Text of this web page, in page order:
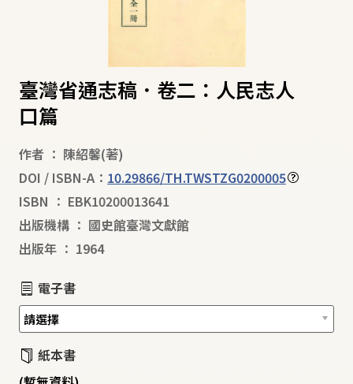
臺灣省通志稿．卷二：人民志人
口篇
作者 ： 陳紹馨(著)
DOI / ISBN-A： 10.29866/TH.TWSTZG0200005
ISBN ： EBK10200013641
出版機構 ： 國史館臺灣文獻館
出版年 ： 1964
電子書
紙本書